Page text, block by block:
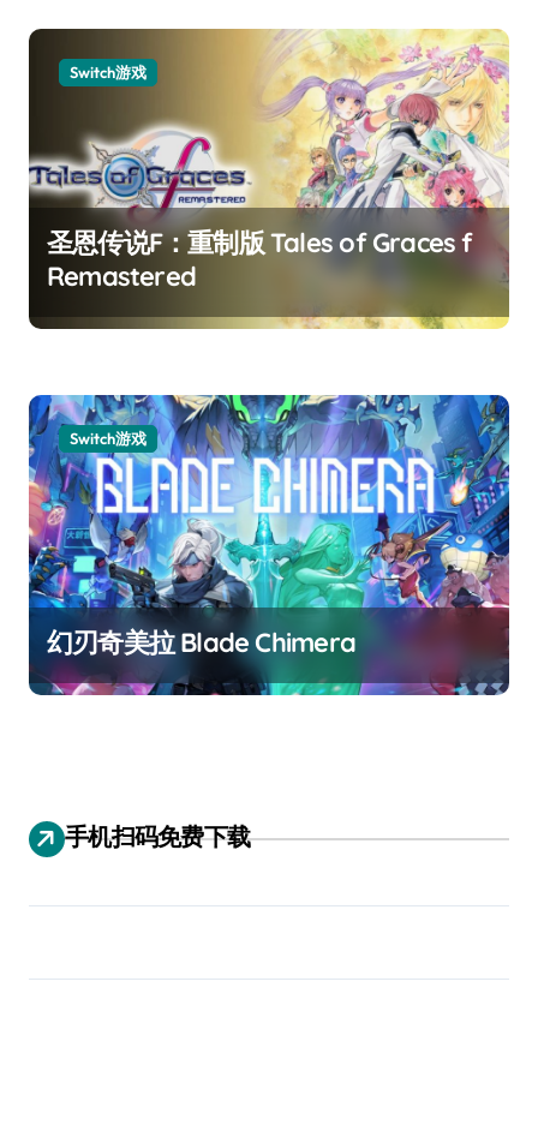
Switch游戏
圣恩传说F：重制版 Tales of Graces f
Remastered
Switch游戏
幻刃奇美拉 Blade Chimera
手机扫码免费下载